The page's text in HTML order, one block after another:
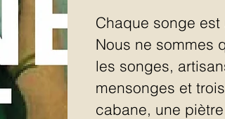
Chaque songe
Nous ne sommes
les songes,
mensonges et
cabane, une